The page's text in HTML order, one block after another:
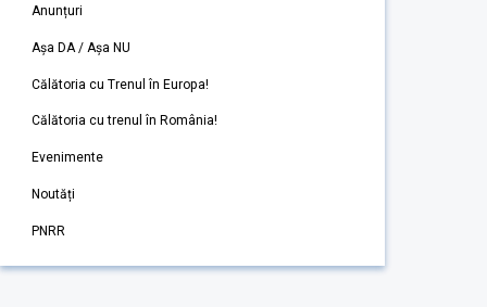
Anunțuri
Așa DA / Așa NU
Călătoria cu Trenul în Europa!
Călătoria cu trenul în România!
Evenimente
Noutăți
PNRR